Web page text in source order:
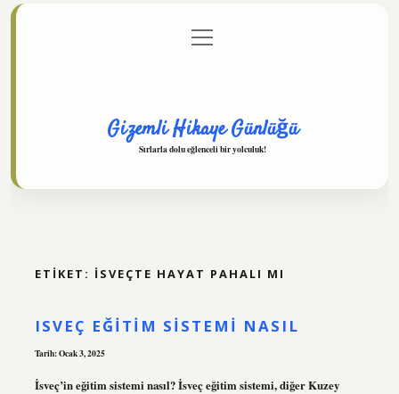
Gizlilik Politikası
menüyü
aç
Gizemli Hikaye Günlüğü
Sırlarla dolu eğlenceli bir yolculuk!
ETIKET: İSVEÇTE HAYAT PAHALI MI
ISVEÇ EĞITIM SISTEMI NASIL
Tarih: Ocak 3, 2025
İsveç’in eğitim sistemi nasıl? İsveç eğitim sistemi, diğer Kuzey